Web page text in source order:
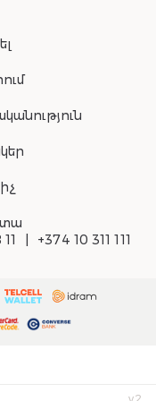
+374 10 311 111